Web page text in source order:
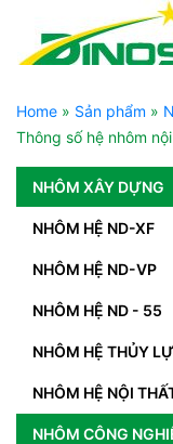
Home » Sản phẩm »
Thông số hệ nhôm
NHÔM XÂY DỰNG
NHÔM HỆ ND-XF
NHÔM HỆ ND-VP
NHÔM HỆ ND - 55
NHÔM HỆ THỦY
NHÔM HỆ NỘI
NHÔM CÔNG